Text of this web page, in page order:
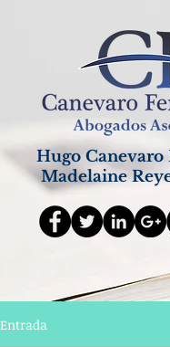
Hugo Canevaro
Madelaine
Entrada